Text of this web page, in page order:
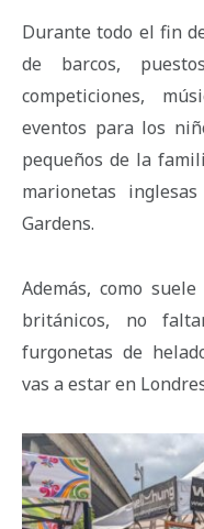
Durante todo el fin
de barcos,
competiciones,
eventos para los
pequeños de la
marionetas
Gardens.
Además, como
británicos, no
furgonetas de
vas a estar en